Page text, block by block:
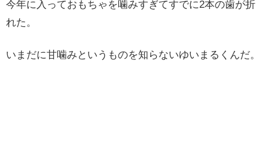
今年に入っておもちゃを噛みすぎてすでに2本の歯が折
れた。
いまだに甘噛みというものを知らないゆいまるくんだ。